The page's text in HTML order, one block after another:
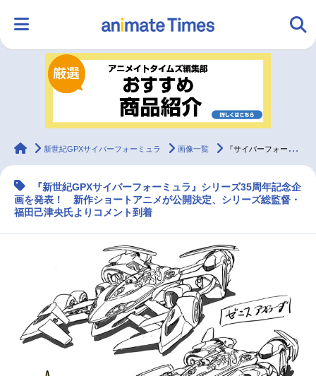
ランキング アニメ
ラジオ
マンガ・ラノベ ゲーム・アプリ 音楽 コスプレ
配信・Vtuber トレンド
アニメ記事一覧 声優記事一覧
アニメ映画一覧 実写化映画一覧
今期アニメ曜日別一覧
animateTimes
新世紀GPXサイバーフォーミュラ 画像一覧 『サイバーフォーミュラ』35周年記念企画を発表｜新作ショートアニメが公開決定
『新世紀GPXサイバーフォーミュラ』シリーズ35周年記念企
画を発表！ 新作ショートアニメが公開決定、シリーズ総監督・
福田己津央氏よりコメント到着